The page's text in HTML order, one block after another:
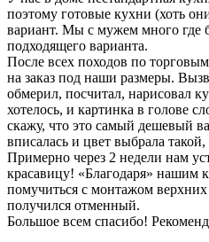
поэтому готовые кухни (хоть
вариант. Мы с мужем много где
подходящего варианта.
После всех походов по
на заказ под наши размеры.
обмерил, посчитал, нарисовал
хотелось, и картинка в голове
скажу, что это самый дешевый
вписалась и цвет выбрала
Примерно через 2 недели нам
красавицу! «Благодаря» нашим
помучиться с монтажом
получился отменный.
Большое всем спасибо!